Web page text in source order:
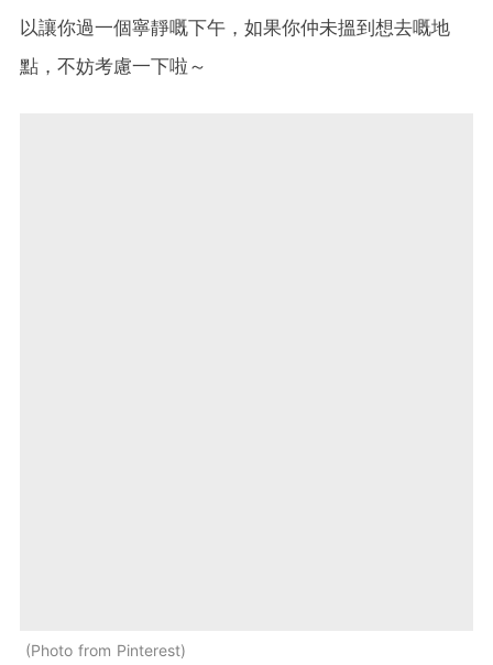
以讓你過一個寧靜嘅下午，如果你仲未搵到想去嘅地
點，不妨考慮一下啦～
Photo from Pinterest